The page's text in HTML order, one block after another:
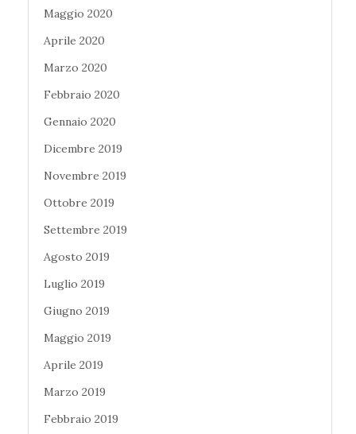
Maggio 2020
Aprile 2020
Marzo 2020
Febbraio 2020
Gennaio 2020
Dicembre 2019
Novembre 2019
Ottobre 2019
Settembre 2019
Agosto 2019
Luglio 2019
Giugno 2019
Maggio 2019
Aprile 2019
Marzo 2019
Febbraio 2019